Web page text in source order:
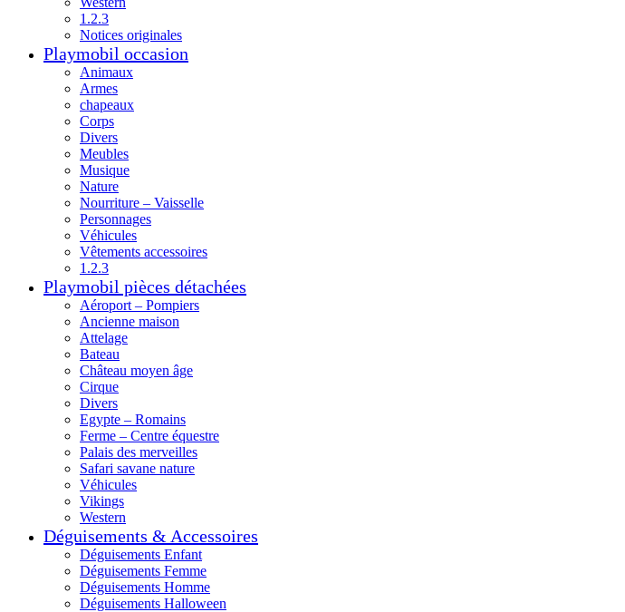
1.2.3
Notices originales
Playmobil occasion
Animaux
Armes
chapeaux
Corps
Divers
Meubles
Musique
Nature
Nourriture – Vaisselle
Personnages
Véhicules
Vêtements accessoires
1.2.3
Playmobil pièces détachées
Aéroport – Pompiers
Ancienne maison
Attelage
Bateau
Château moyen âge
Cirque
Divers
Egypte – Romains
Ferme – Centre équestre
Palais des merveilles
Safari savane nature
Véhicules
Vikings
Western
Déguisements & Accessoires
Déguisements Enfant
Déguisements Femme
Déguisements Homme
Déguisements Halloween